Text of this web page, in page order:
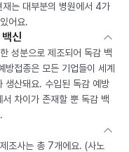
는 대부분의 병원에서 4가
어요.
신
성분으로 제조되어 독감 백
접종은 모든 기업들이 세계
생산돼요. 수입된 독감 예방
차이가 존재할 뿐 독감 백
조사는 총 7개에요. (사노